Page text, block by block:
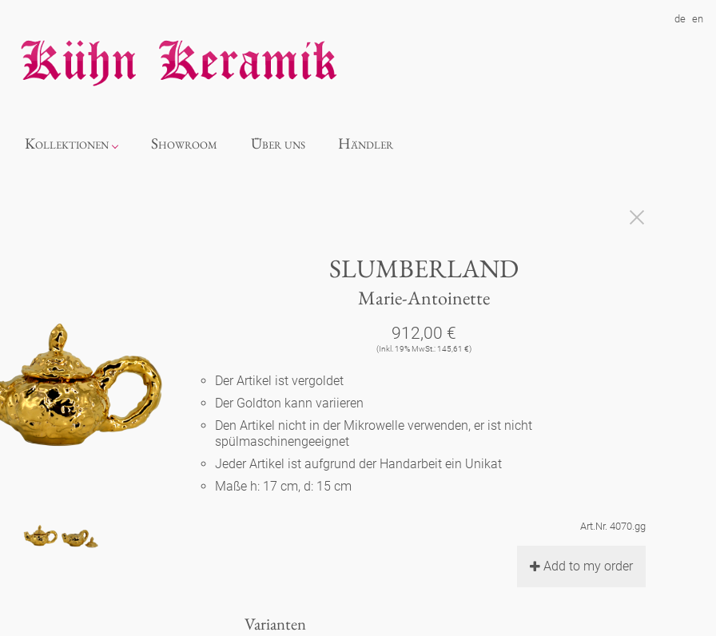
de en
Kollektionen
Souvenir
Berlin
Showroom Über uns Händler
SLUMBERLAND
Marie-Antoinette
912,00 €
(Inkl. 19% MwSt.: 145,61 €)
Der Artikel ist vergoldet
Der Goldton kann variieren
Den Artikel nicht in der Mikrowelle verwenden, er ist nicht
spülmaschinengeeignet
Jeder Artikel ist aufgrund der Handarbeit ein Unikat
Maße h: 17 cm, d: 15 cm
Art.Nr. 4070.gg
Add to my order
Varianten